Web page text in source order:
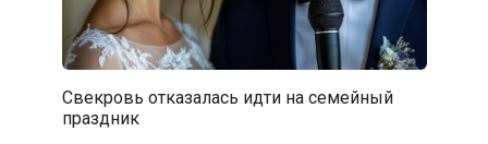
Свекровь отказалась идти на семейный
праздник